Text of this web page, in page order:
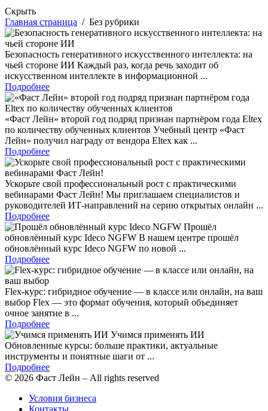
Скрыть
Главная страница / Без рубрики
Безопасность генеративного искусственного интеллекта: на
чьей стороне ИИ Каждый раз, когда речь заходит об
искусственном интеллекте в информационной ...
Подробнее
«Фаст Лейн» второй год подряд признан партнёром года Eltex
по количеству обученных клиентов Учебный центр «Фаст
Лейн» получил награду от вендора Eltex как ...
Подробнее
Ускорьте свой профессиональный рост с практическими
вебинарами Фаст Лейн! Мы приглашаем специалистов и
руководителей ИТ‑направлений на серию открытых онлайн ...
Подробнее
Прошёл
обновлённый курс Ideco NGFW В нашем центре прошёл
обновлённый курс Ideco NGFW по новой ...
Подробнее
Flex-курс: гибридное обучение — в классе или онлайн, на ваш
выбор Flex — это формат обучения, который объединяет
очное занятие в ...
Подробнее
Учимся применять ИИ
Обновленные курсы: больше практики, актуальные
инструменты и понятные шаги от ...
Подробнее
© 2026 Фаст Лейн – All rights reserved
Условия бизнеса
Контакты